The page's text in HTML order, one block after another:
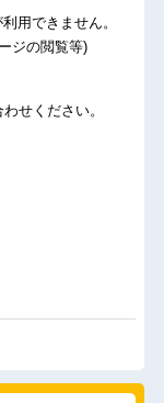
用できません。
閲覧等)
せください。